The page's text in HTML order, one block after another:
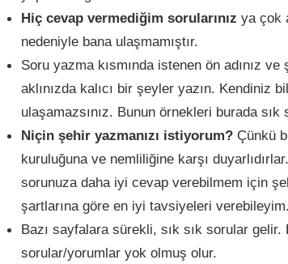
Hiç cevap vermediğim sorularınız ya çok
nedeniyle bana ulaşmamıştır.
Soru yazma kısmında istenen ön adınız
aklınızda kalıcı bir şeyler yazın. Kendiniz
ulaşamazsınız. Bunun örnekleri burada
Niçin şehir yazmanızı istiyorum? Çünkü
kuruluğuna ve nemliliğine karşı
sorunuza daha iyi cevap verebilmem için
şartlarına göre en iyi tavsiyeleri verebileyim.
Bazı sayfalara sürekli, sık sık sorular
sorular/yorumlar yok olmuş olur.